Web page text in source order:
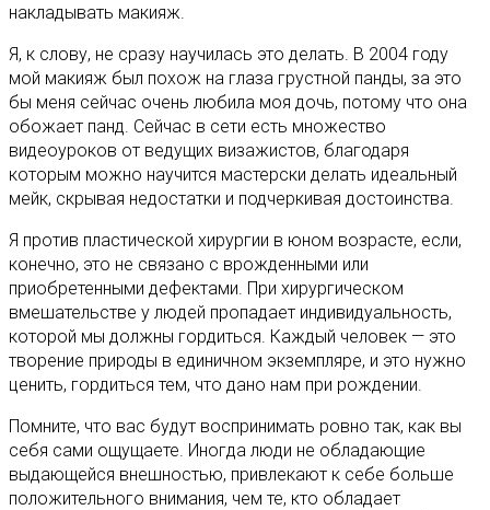
накладывать макияж.
Я, к слову, не сразу научилась это делать. В 2004 году
мой макияж был похож на глаза грустной панды, за это
бы меня сейчас очень любила моя дочь, потому что она
обожает панд. Сейчас в сети есть множество
видеоуроков от ведущих визажистов, благодаря
которым можно научится мастерски делать идеальный
мейк, скрывая недостатки и подчеркивая достоинства.
Я против пластической хирургии в юном возрасте, если,
конечно, это не связано с врожденными или
приобретенными дефектами. При хирургическом
вмешательстве у людей пропадает индивидуальность,
которой мы должны гордиться. Каждый человек — это
творение природы в единичном экземпляре, и это нужно
ценить, гордиться тем, что дано нам при рождении.
Помните, что вас будут воспринимать ровно так, как вы
себя сами ощущаете. Иногда люди не обладающие
выдающейся внешностью, привлекают к себе больше
положительного внимания, чем те, кто обладает